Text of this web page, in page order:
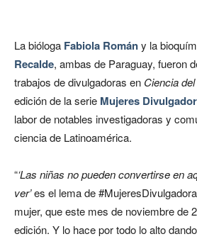
La bióloga Fabiola Romány la
Recalde, ambas de Paraguay, fueron
trabajos de divulgadoras en Ciencia
edición de la serie Mujeres
labor de notables investigadoras y
ciencia de Latinoamérica.
“‘Las niñas no pueden convertirse en
ver’es el lema de
mujer, que este mes de noviembre de
edición. Y lo hace por todo lo alto